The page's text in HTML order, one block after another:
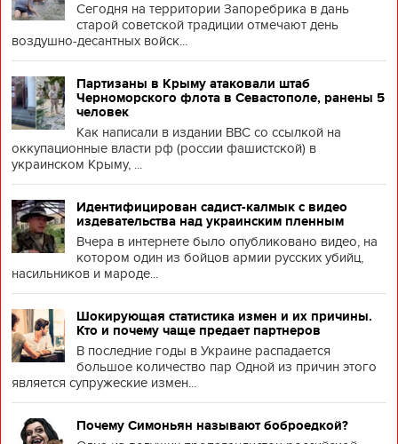
Сегодня на территории Запоребрика в дань
старой советской традиции отмечают день
воздушно-десантных войск...
Партизаны в Крыму атаковали штаб
Черноморского флота в Севастополе, ранены 5
человек
Как написали в издании BBC со ссылкой на
оккупационные власти рф (россии фашистской) в
украинском Крыму, ...
Идентифицирован садист-калмык с видео
издевательства над украинским пленным
Вчера в интернете было опубликовано видео, на
котором один из бойцов армии русских убийц,
насильников и мароде...
Шокирующая статистика измен и их причины.
Кто и почему чаще предает партнеров
В последние годы в Украине распадается
большое количество пар Одной из причин этого
является супружеские измен...
Почему Симоньян называют боброедкой?